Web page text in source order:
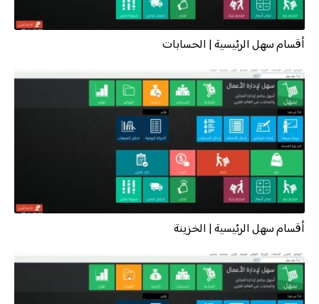
أقسام سهل الرئيسية | الحسابات
أقسام سهل الرئيسية | الخزينة